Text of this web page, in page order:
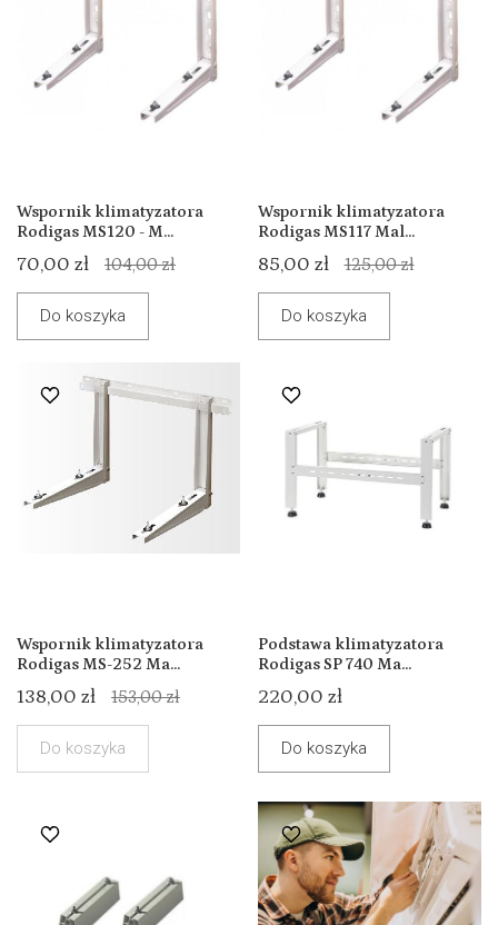
Wspornik klimatyzatora
Rodigas MS120 - M...
70,00 zł 104,00 zł
Do koszyka
Wspornik klimatyzatora
Rodigas MS117 Mal...
85,00 zł 125,00 zł
Do koszyka
Wspornik klimatyzatora
Rodigas MS-252 Ma...
138,00 zł 153,00 zł
Do koszyka
Podstawa klimatyzatora
Rodigas SP 740 Ma...
220,00 zł
Do koszyka